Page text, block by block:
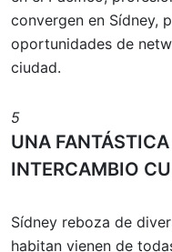
convergen en Sídney,
oportunidades de
ciudad.
5
UNA
INTERCAMBIO
Sídney reboza de
habitan vienen de